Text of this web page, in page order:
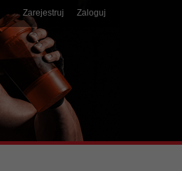
Zarejestruj Zaloguj